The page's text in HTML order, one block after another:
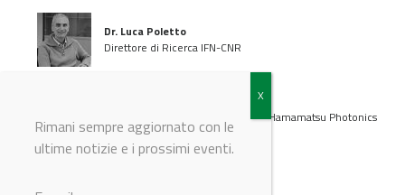
Dr. Luca Poletto
Direttore di Ricerca IFN-CNR
Technical Marketing Engineer per Hamamatsu Photonics
Europe
Rimani sempre aggiornato con le
ultime notizie e i prossimi eventi.